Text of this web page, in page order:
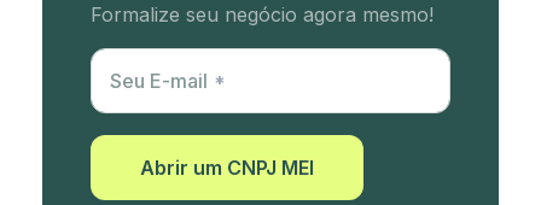
Formalize seu negócio agora mesmo!
Utm Content
Seu E-mail
Abrir um CNPJ MEI